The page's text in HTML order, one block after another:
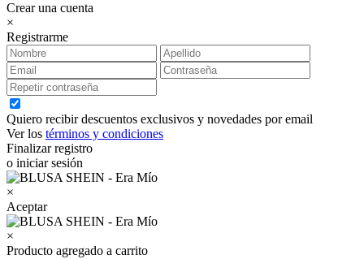
Crear una cuenta
×
Registrarme
Quiero recibir descuentos exclusivos y novedades por email
Ver los términos y condiciones
Finalizar registro
o iniciar sesión
×
Aceptar
×
Producto agregado a carrito